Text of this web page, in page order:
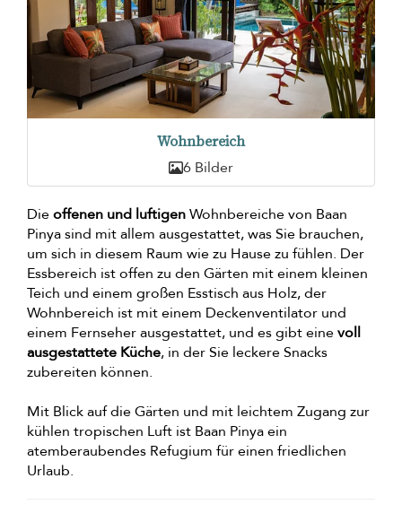
Wohnbereich
6 Bilder
Dieoffenen und luftigenWohnbereiche von Baan
Pinya sind mit allem ausgestattet, was Sie brauchen,
um sich in diesem Raum wie zu Hause zu fühlen. Der
Essbereich ist offen zu den Gärten mit einem kleinen
Teich und einem großen Esstisch aus Holz, der
Wohnbereich ist mit einem Deckenventilator und
einem Fernseher ausgestattet, und es gibt einevoll
ausgestattete Küche, in der Sie leckere Snacks
zubereiten können.
Mit Blick auf die Gärten und mit leichtem Zugang zur
kühlen tropischen Luft ist Baan Pinya ein
atemberaubendes Refugium für einen friedlichen
Urlaub.